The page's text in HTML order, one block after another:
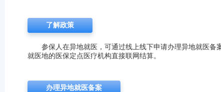
了解政策
参保人在异地就医，可通过线上线下申请办理异地就医
就医地的医保定点医疗机构直接联网结算。
办理异地就医备案